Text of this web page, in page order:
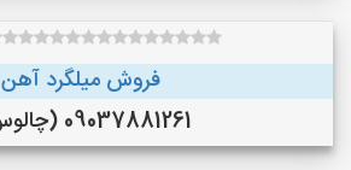
فروش میلگرد آهن
09037881261 (چالوس )